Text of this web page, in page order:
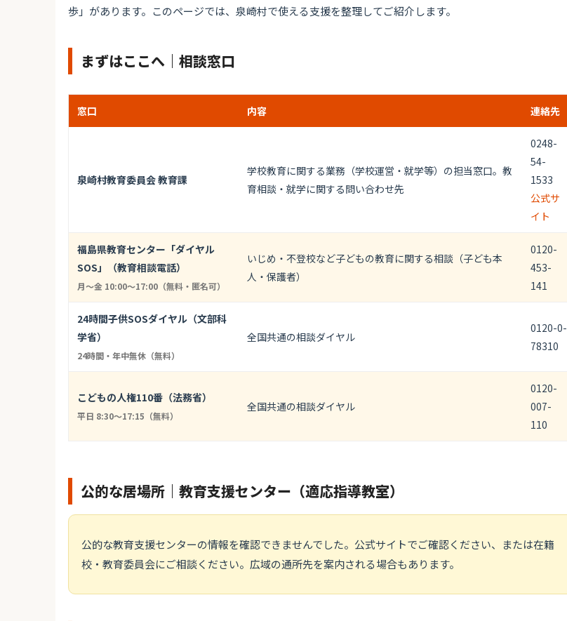
歩」があります。このページでは、泉崎村で使える支援を整理してご紹介します。
まずはここへ｜相談窓口
窓口 内容 連絡先
泉崎村教育委員会 教育課
学校教育に関する業務（学校運営・就学等）の担当窓口。教
育相談・就学に関する問い合わせ先
0248-
54-
1533
公式サ
イト
福島県教育センター「ダイヤル
SOS」（教育相談電話）
月〜金 10:00〜17:00（無料・匿名可）
いじめ・不登校など子どもの教育に関する相談（子ども本
人・保護者）
0120-
453-
141
24時間子供SOSダイヤル（文部科
学省）
24時間・年中無休（無料）
全国共通の相談ダイヤル
0120-0-
78310
こどもの人権110番（法務省）
平日 8:30〜17:15（無料）
全国共通の相談ダイヤル
0120-
007-
110
公的な居場所｜教育支援センター（適応指導教室）
公的な教育支援センターの情報を確認できませんでした。公式サイトでご確認ください、または在籍
校・教育委員会にご相談ください。広域の通所先を案内される場合もあります。